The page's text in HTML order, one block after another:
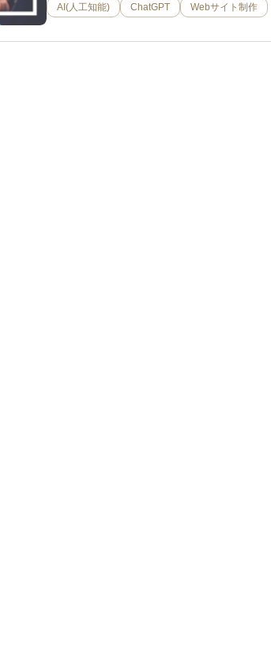
AI(人工知能) ChatGPT Webサイト制作